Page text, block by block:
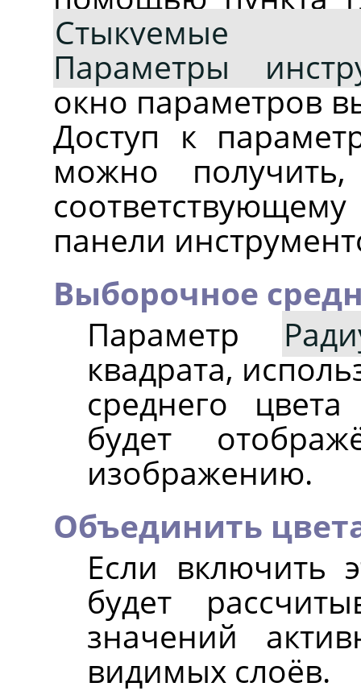
Стыкуемые
Параметры
окно параметров
Доступ к
можно
панели
Выборочное
Параметр
квадрата,
среднего
будет
изображению.
Объединить
Если включить
будет
значений
видимых слоёв.